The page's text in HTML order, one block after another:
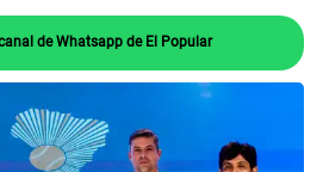
de Whatsapp de El Popular